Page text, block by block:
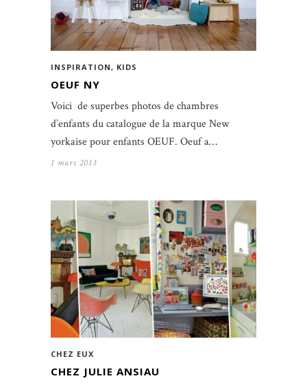
INSPIRATION, KIDS
OEUF NY
Voici de superbes photos de chambres
d’enfants du catalogue de la marque New
yorkaise pour enfants OEUF. Oeuf a…
1 mars 2013
CHEZ EUX
CHEZ JULIE ANSIAU